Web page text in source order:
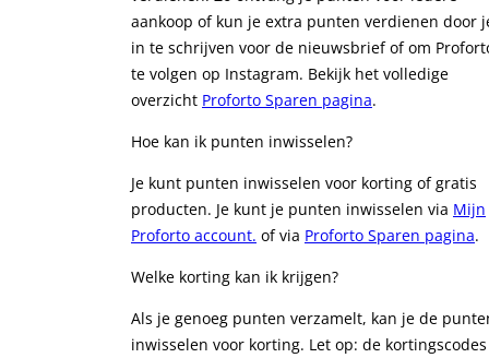
aankoop of kun je extra punten verdienen door
in te schrijven voor de nieuwsbrief of om
te volgen op Instagram. Bekijk het volledige
overzicht Proforto Sparen pagina.
Hoe kan ik punten inwisselen?
Je kunt punten inwisselen voor korting of gratis
producten. Je kunt je punten inwisselen via Mijn
Proforto account. of via Proforto Sparen pagina.
Welke korting kan ik krijgen?
Als je genoeg punten verzamelt, kan je de
inwisselen voor korting. Let op: de kortingscodes